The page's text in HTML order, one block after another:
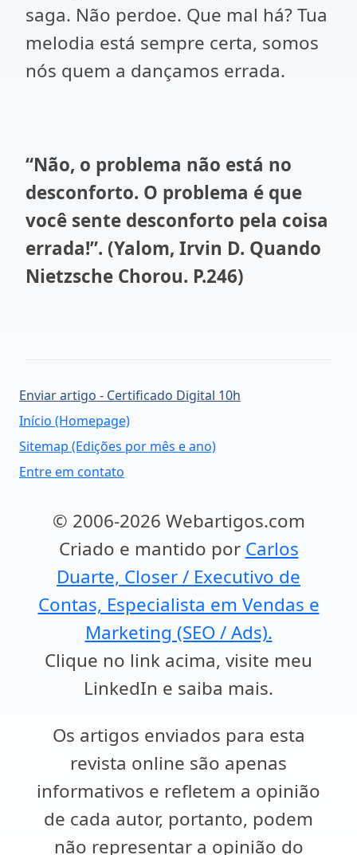
saga. Não perdoe. Que mal há? Tua
melodia está sempre certa, somos
nós quem a dançamos errada.
“Não, o problema não está no
desconforto. O problema é que
você sente desconforto pela coisa
errada!”. (Yalom, Irvin D. Quando
Nietzsche Chorou. P.246)
Enviar artigo - Certificado Digital 10h
Início (Homepage)
Sitemap (Edições por mês e ano)
Entre em contato
© 2006-2026 Webartigos.com
Criado e mantido por Carlos
Duarte, Closer / Executivo de
Contas, Especialista em Vendas e
Marketing (SEO / Ads).
Clique no link acima, visite meu
LinkedIn e saiba mais.
Os artigos enviados para esta
revista online são apenas
informativos e refletem a opinião
de cada autor, portanto, podem
não representar a opinião do